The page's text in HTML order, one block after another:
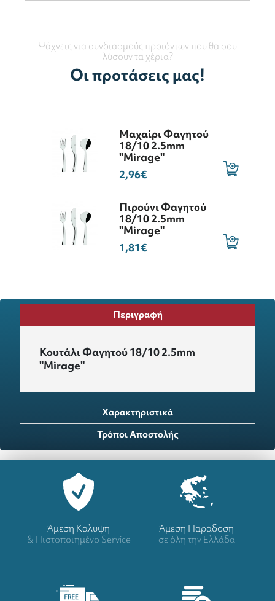
Ψάχνεις για συνδιασμούς προιόντων που θα σου
λύσουν τα χέρια?
Οι προτάσεις μας!
Μαχαίρι Φαγητού
18/10 2.5mm
"Mirage"
2,96€
Πιρούνι Φαγητού
18/10 2.5mm
"Mirage"
1,81€
Περιγραφή
Κουτάλι Φαγητού 18/10 2.5mm
"Mirage"
Χαρακτηριστικά
Τρόποι Αποστολής
Άμεση Κάλυψη
& Πιστοποιημένο Service
Άμεση Παράδοση
σε όλη την Ελλάδα